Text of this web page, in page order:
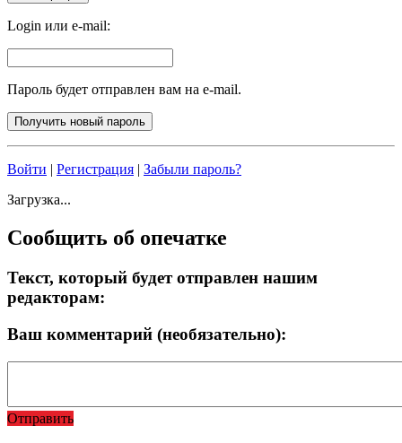
Login или e-mail:
Пароль будет отправлен вам на e-mail.
Войти | Регистрация | Забыли пароль?
Загрузка...
Сообщить об опечатке
Текст, который будет отправлен нашим
редакторам:
Ваш комментарий (необязательно):
Отправить